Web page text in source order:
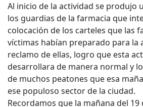
Al inicio de la actividad se produjo
los guardias de la farmacia que
colocación de los carteles que las
víctimas habían preparado para la
reclamo de ellas, logro que esta
desarrollara de manera normal y
de muchos peatones que esa
ese populoso sector de la ciudad.
Recordamos que la mañana del